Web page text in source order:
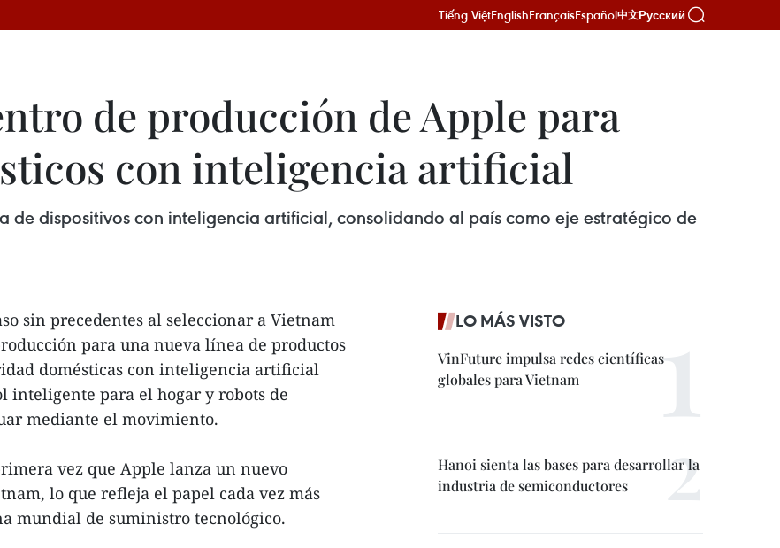
Tiếng ViệtEnglishFrançaisEspañol中文Русский
de producción de Apple para
con inteligencia artificial
de dispositivos con inteligencia artificial, consolidando al país como eje estratégico de
sin precedentes al seleccionar a Vietnam
para una nueva línea de productos
domésticas con inteligencia artificial
inteligente para el hogar y robots de
mediante el movimiento.
vez que Apple lanza un nuevo
lo que refleja el papel cada vez más
mundial de suministro tecnológico.
LO MÁS VISTO
VinFuture impulsa redes científicas
globales para Vietnam
Hanoi sienta las bases para desarrollar la
industria de semiconductores